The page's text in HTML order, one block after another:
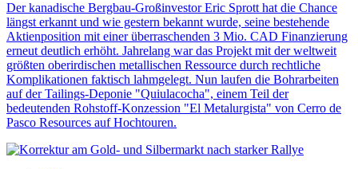
Der kanadische Bergbau-Großinvestor Eric Sprott hat die Chance
längst erkannt und wie gestern bekannt wurde, seine bestehende
Aktienposition mit einer überraschenden 3 Mio. CAD Finanzierung
erneut deutlich erhöht. Jahrelang war das Projekt mit der weltweit
größten oberirdischen metallischen Ressource durch rechtliche
Komplikationen faktisch lahmgelegt. Nun laufen die Bohrarbeiten
auf der Tailings-Deponie "Quiulacocha", einem Teil der
bedeutenden Rohstoff-Konzession "El Metalurgista" von Cerro de
Pasco Resources auf Hochtouren.